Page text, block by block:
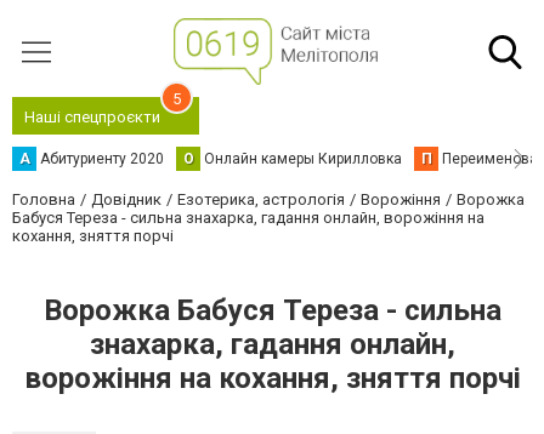
Наші спецпроєкти
5
А Абитуриенту 2020 О Онлайн камеры Кирилловка П
Головна Довідник Езотерика, астрологія Ворожіння
Ворожка
Бабуся Тереза - сильна знахарка, гадання онлайн, ворожіння на
кохання, зняття порчі
Ворожка Бабуся Тереза - сильна
знахарка, гадання онлайн,
ворожіння на кохання, зняття порчі